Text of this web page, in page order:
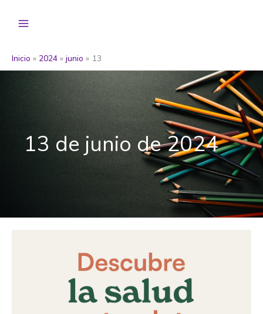
Inicio 2024 junio 13
13 de junio de 2024